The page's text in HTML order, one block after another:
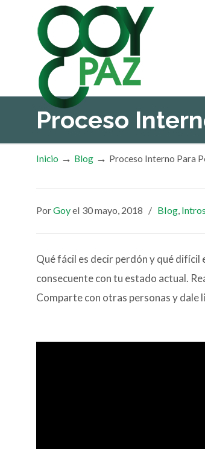
Proceso
Inicio → Blog → Proceso Interno Para
PorGoyel 30 mayo, 2018 / Blog,
Qué fácil es decir perdón y qué
consecuente con tu estado actual.
Comparte con otras personas y dale